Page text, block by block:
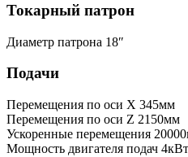
Токарный патрон
Диаметр патрона 18″
Подачи
Перемещения по оси X 345мм
Перемещения по оси Z 2150мм
Ускоренные перемещения
Мощность двигателя подач